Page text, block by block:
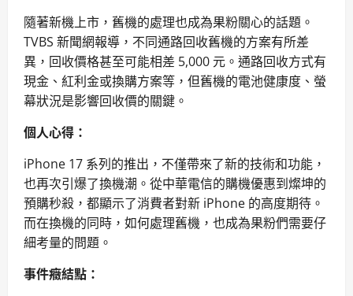
隨著新機上市，舊機的處理也成為果粉關心的話題。
TVBS 新聞網報導，不同通路回收舊機的方案有所差
異，回收價格甚至可能相差 5,000 元。通路回收方式有
現金、紅利金或換購方案等，但舊機的電池健康度、螢
幕狀況是影響回收價的關鍵。
個人心得：
iPhone 17 系列的推出，不僅帶來了新的技術和功能，
也再次引爆了換機潮。從中華電信的購機優惠到燦坤的
預購秒殺，都顯示了消費者對新 iPhone 的高度期待。
而在換機的同時，如何處理舊機，也成為果粉們需要仔
細考量的問題。
事件癥結點：